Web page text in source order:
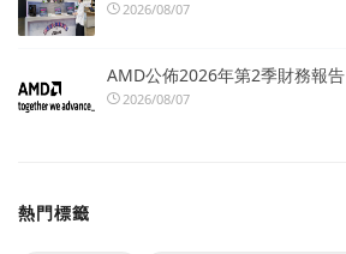
2026/08/07
AMD公佈2026年第2季財務報告
2026/08/07
熱門標籤